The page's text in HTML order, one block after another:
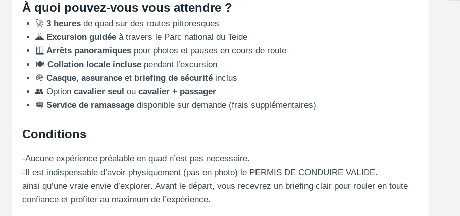
À quoi pouvez-vous vous attendre ?
🚀 3 heuresde quad sur des routes pittoresques
🌋 Excursion guidéeà travers le Parc national du Teide
🪟 Arrêts panoramiquespour photos et pauses en cours de route
🍽️ Collation locale inclusependant l’excursion
🪖 Casque, assuranceet briefing de sécuritéinclus
👥 Option cavalier seul ou cavalier + passager
🚐 Service de ramassagedisponible sur demande (frais supplémentaires)
Conditions
-Aucune expérience préalable en quad n’est pas necessaire.
-Il est indispensable d’avoir physiquement (pas en photo) le PERMIS DE CONDUIRE VALIDE.
ainsi qu’une vraie envie d’explorer. Avant le départ, vous recevrez un briefing clair pour rouler en toute
confiance et profiter au maximum de l’expérience.